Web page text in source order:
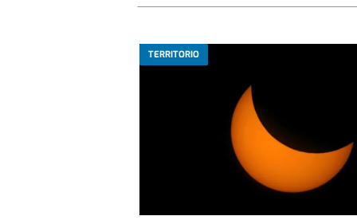
TERRITORIO